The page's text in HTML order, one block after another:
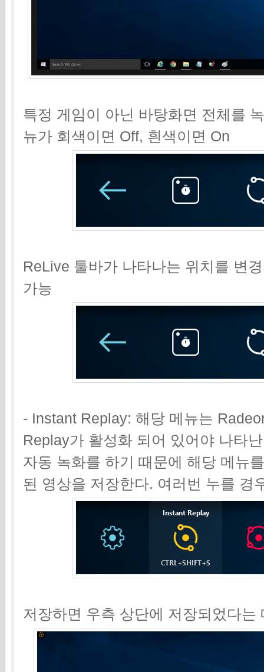
특정 게임이 아닌 바탕화면 전체를
뉴가 회색이면 Off, 흰색이면 On
ReLive 툴바가 나타나는 위치를 변
가능
- Instant Replay: 해당 메뉴는
Replay가 활성화 되어 있어야 나타
자동 녹화를 하기 때문에 해당 메뉴
된 영상을 저장한다. 여러번 누를 경
저장하면 우측 상단에 저장되었다는